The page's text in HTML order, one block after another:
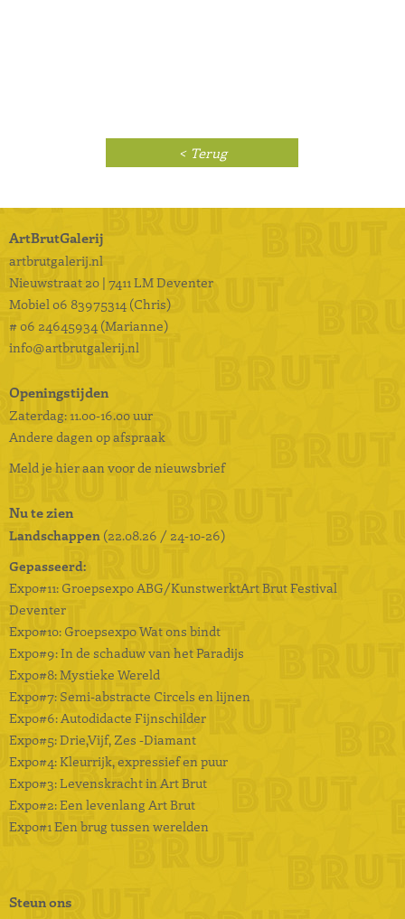
< Terug
ArtBrutGalerij
artbrutgalerij.nl
Nieuwstraat 20 | 7411 LM Deventer
Mobiel 06 83975314 (Chris)
# 06 24645934 (Marianne)
info@artbrutgalerij.nl
Openingstijden
Zaterdag: 11.00-16.00 uur
Andere dagen op afspraak
Meld je hier aan voor de nieuwsbrief
Nu te zien
Landschappen (22.08.26 / 24-10-26)
Gepasseerd:
Expo#11: Groepsexpo ABG/KunstwerktArt Brut Festival
Deventer
Expo#10: Groepsexpo Wat ons bindt
Expo#9: In de schaduw van het Paradijs
Expo#8: Mystieke Wereld
Expo#7: Semi-abstracte Circels en lijnen
Expo#6: Autodidacte Fijnschilder
Expo#5: Drie,Vijf, Zes -Diamant
Expo#4: Kleurrijk, expressief en puur
Expo#3: Levenskracht in Art Brut
Expo#2: Een levenlang Art Brut
Expo#1 Een brug tussen werelden
Steun ons